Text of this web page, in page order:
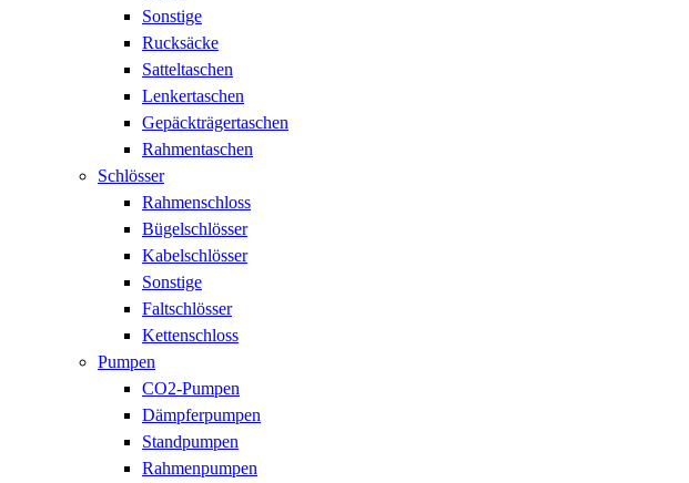
Sonstige
Rucksäcke
Satteltaschen
Lenkertaschen
Gepäckträgertaschen
Rahmentaschen
Schlösser
Rahmenschloss
Bügelschlösser
Kabelschlösser
Sonstige
Faltschlösser
Kettenschloss
Pumpen
CO2-Pumpen
Dämpferpumpen
Standpumpen
Rahmenpumpen